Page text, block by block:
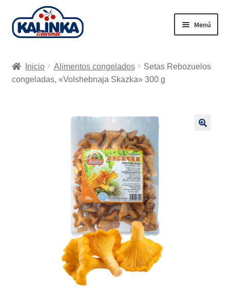
Ir
a
Ir
al
Menú
Tienda en línea
Inicio Alimentos congelados
Setas Rebozuelos
congeladas, «Volshebnaja Skazka» 300 g